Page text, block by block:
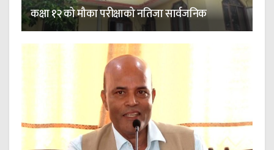
कक्षा १२ को मौका परीक्षाको नतिजा सार्वजनिक